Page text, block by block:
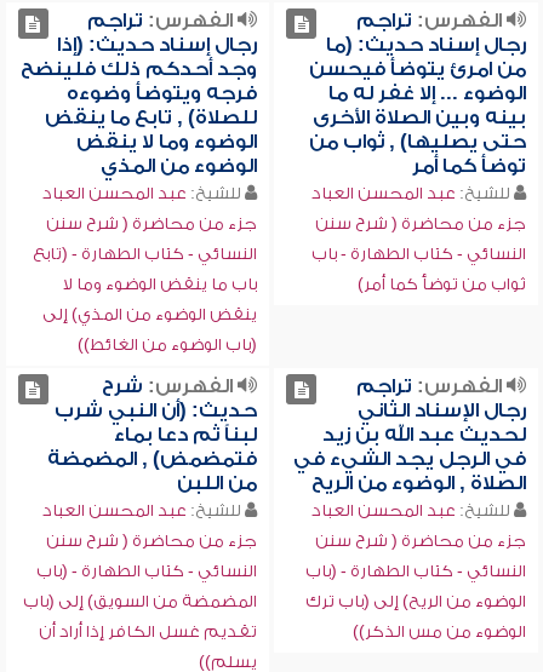
الفهرس: تراجم
رجال إسناد حديث: (ما
من امرئ يتوضأ فيحسن
الوضوء ... إلا غفر له ما
بينه وبين الصلاة الأخرى
حتى يصليها) , ثواب من
توضأ كما أمر
للشيخ: عبد المحسن العباد
جزء من محاضرة ( شرح سنن
النسائي - كتاب الطهارة - باب
ثواب من توضأ كما أمر)
الفهرس: تراجم
رجال إسناد حديث: (إذا
وجد أحدكم ذلك فلينضح
فرجه ويتوضأ وضوءه
للصلاة) , تابع ما ينقض
الوضوء وما لا ينقض
الوضوء من المذي
للشيخ: عبد المحسن العباد
جزء من محاضرة ( شرح سنن
النسائي - كتاب الطهارة - (تابع
باب ما ينقض الوضوء وما لا
ينقض الوضوء من المذي) إلى
(باب الوضوء من الغائط))
الفهرس: تراجم
رجال الإسناد الثاني
لحديث عبد الله بن زيد
في الرجل يجد الشيء في
الصلاة , الوضوء من الريح
للشيخ: عبد المحسن العباد
جزء من محاضرة ( شرح سنن
النسائي - كتاب الطهارة - (باب
الوضوء من الريح) إلى (باب ترك
الوضوء من مس الذكر))
الفهرس: شرح
حديث: (أن النبي شرب
لبناً ثم دعا بماء
فتمضمض) , المضمضة
من اللبن
للشيخ: عبد المحسن العباد
جزء من محاضرة ( شرح سنن
النسائي - كتاب الطهارة - (باب
المضمضة من السويق) إلى (باب
تقديم غسل الكافر إذا أراد أن
يسلم))